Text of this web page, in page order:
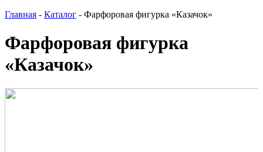
Главная - Каталог - Фарфоровая фигурка «Казачок»
Фарфоровая фигурка
«Казачок»